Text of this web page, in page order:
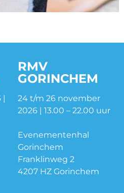
|
RMV
GORINCHEM
24 t/m 26 november
2026 | 13.00 – 22.00 uur
Evenementenhal
Gorinchem
Franklinweg 2
4207 HZ Gorinchem